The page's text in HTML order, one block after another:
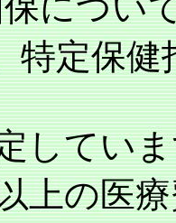
特定保健
してい
上の医